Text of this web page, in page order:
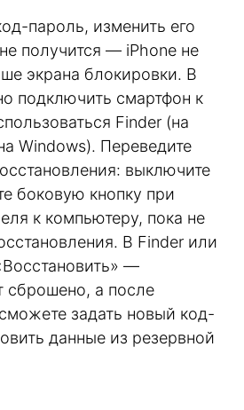
пароль, изменить его
получится — iPhone не
экрана блокировки. В
подключить смартфон к
Finder (на
Windows). Переведите
выключите
боковую кнопку при
к компьютеру, пока не
В Finder или
—
сброшено, а после
задать новый код-
данные из резервной